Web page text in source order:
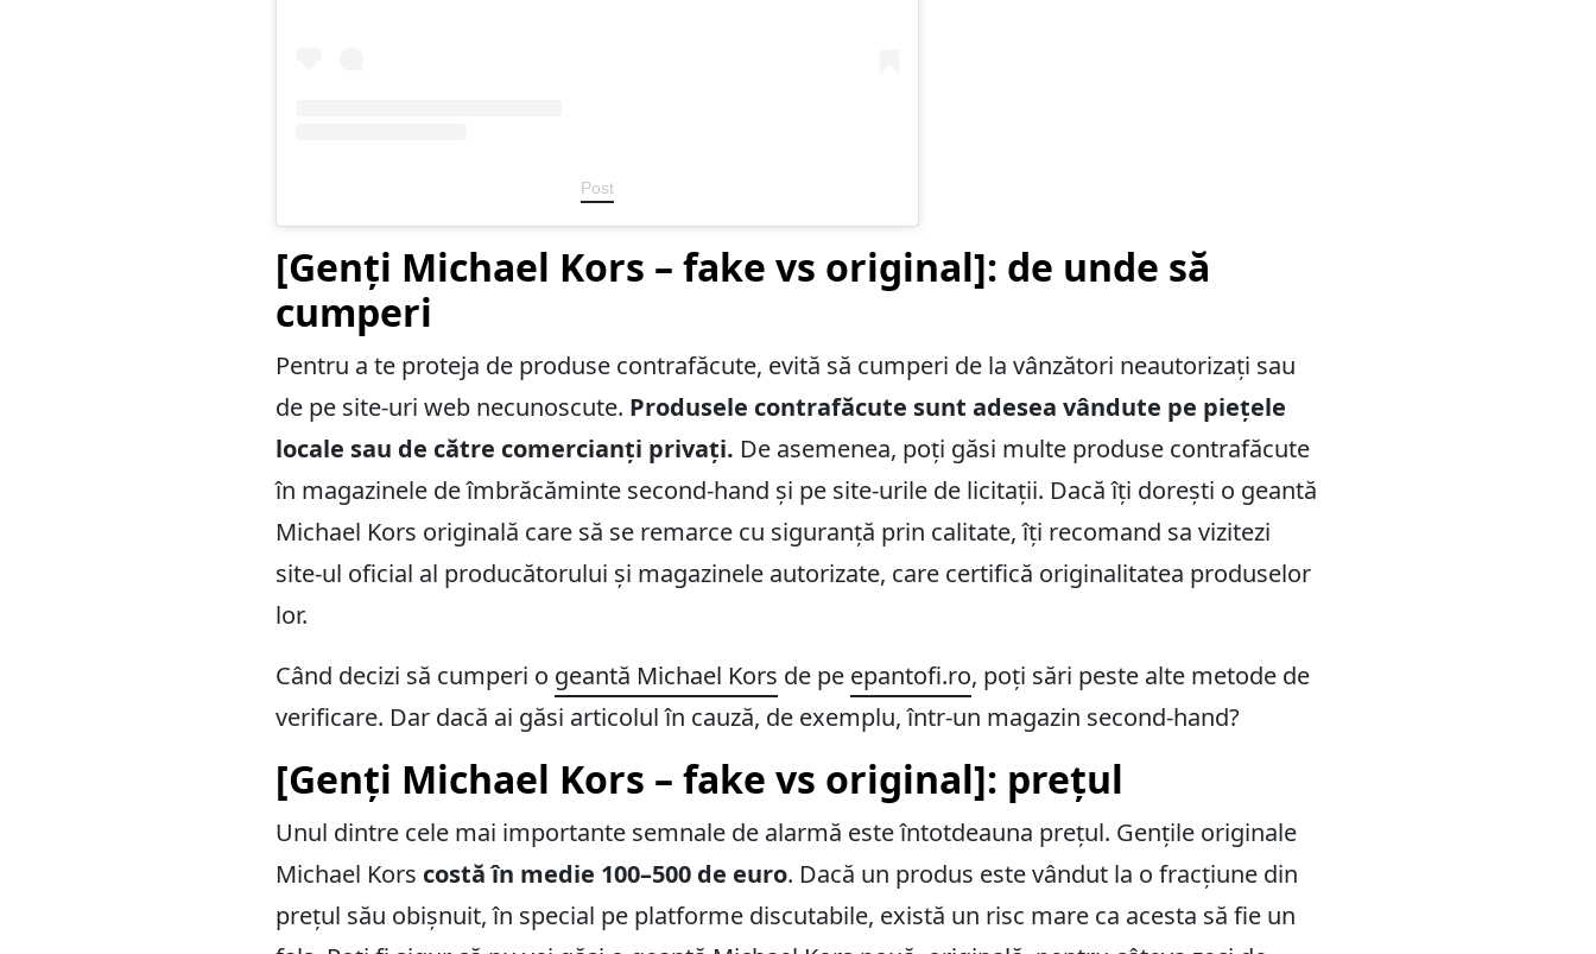
Post
[Genți Michael Kors – fake vs original]: de unde să
cumperi
Pentru a te proteja de produse contrafăcute, evită să cumperi de la vânzători neautorizați sau
de pe site-uri web necunoscute. Produsele contrafăcute sunt adesea vândute pe piețele
locale sau de către comercianți privați. De asemenea, poți găsi multe produse contrafăcute
în magazinele de îmbrăcăminte second-hand și pe site-urile de licitații. Dacă îți dorești o geantă
Michael Kors originală care să se remarce cu siguranță prin calitate, îți recomand sa vizitezi
site-ul oficial al producătorului și magazinele autorizate, care certifică originalitatea produselor
lor.
Când decizi să cumperi o geantă Michael Kors de pe epantofi.ro, poți sări peste alte metode de
verificare. Dar dacă ai găsi articolul în cauză, de exemplu, într-un magazin second-hand?
[Genți Michael Kors – fake vs original]: prețul
Unul dintre cele mai importante semnale de alarmă este întotdeauna prețul. Gențile originale
Michael Kors costă în medie 100–500 de euro. Dacă un produs este vândut la o fracțiune din
prețul său obișnuit, în special pe platforme discutabile, există un risc mare ca acesta să fie un